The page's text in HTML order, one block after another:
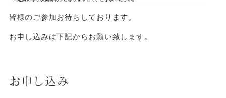
皆様のご参加お待ちしております。
お申し込みは下記からお願い致します。
お申し込み